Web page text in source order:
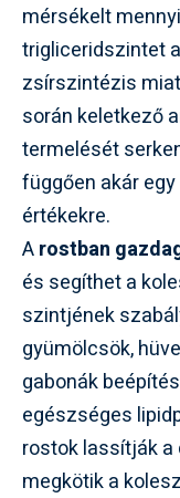
mérsékelt
trigliceridszintet
zsírszintézis
során keletkező
termelését
függően akár
értékekre.
Arostban
és segíthet a
szintjének
gyümölcsök,
gabonák
egészséges
rostok lassítják
megkötik a